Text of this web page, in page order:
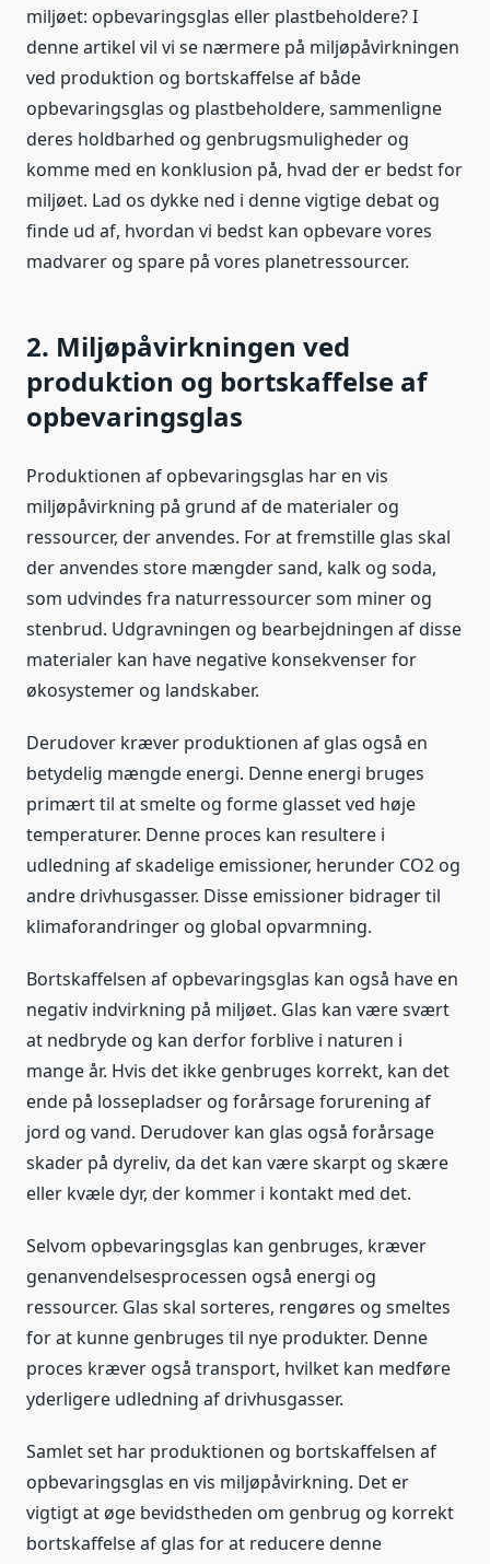
miljøet: opbevaringsglas eller plastbeholdere? I
denne artikel vil vi se nærmere på miljøpåvirkningen
ved produktion og bortskaffelse af både
opbevaringsglas og plastbeholdere, sammenligne
deres holdbarhed og genbrugsmuligheder og
komme med en konklusion på, hvad der er bedst for
miljøet. Lad os dykke ned i denne vigtige debat og
finde ud af, hvordan vi bedst kan opbevare vores
madvarer og spare på vores planetressourcer.
2. Miljøpåvirkningen ved
produktion og bortskaffelse af
opbevaringsglas
Produktionen af opbevaringsglas har en vis
miljøpåvirkning på grund af de materialer og
ressourcer, der anvendes. For at fremstille glas skal
der anvendes store mængder sand, kalk og soda,
som udvindes fra naturressourcer som miner og
stenbrud. Udgravningen og bearbejdningen af disse
materialer kan have negative konsekvenser for
økosystemer og landskaber.
Derudover kræver produktionen af glas også en
betydelig mængde energi. Denne energi bruges
primært til at smelte og forme glasset ved høje
temperaturer. Denne proces kan resultere i
udledning af skadelige emissioner, herunder CO2 og
andre drivhusgasser. Disse emissioner bidrager til
klimaforandringer og global opvarmning.
Bortskaffelsen af opbevaringsglas kan også have en
negativ indvirkning på miljøet. Glas kan være svært
at nedbryde og kan derfor forblive i naturen i
mange år. Hvis det ikke genbruges korrekt, kan det
ende på lossepladser og forårsage forurening af
jord og vand. Derudover kan glas også forårsage
skader på dyreliv, da det kan være skarpt og skære
eller kvæle dyr, der kommer i kontakt med det.
Selvom opbevaringsglas kan genbruges, kræver
genanvendelsesprocessen også energi og
ressourcer. Glas skal sorteres, rengøres og smeltes
for at kunne genbruges til nye produkter. Denne
proces kræver også transport, hvilket kan medføre
yderligere udledning af drivhusgasser.
Samlet set har produktionen og bortskaffelsen af
opbevaringsglas en vis miljøpåvirkning. Det er
vigtigt at øge bevidstheden om genbrug og korrekt
bortskaffelse af glas for at reducere denne